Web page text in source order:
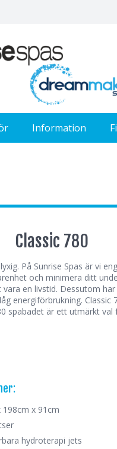
Information
Classic 780
På Sunrise Spas är vi
och minimera ditt
en livstid. Dessutom
energiförbrukning.
är ett utmärkt
198cm x 91cm
hydroterapi jets